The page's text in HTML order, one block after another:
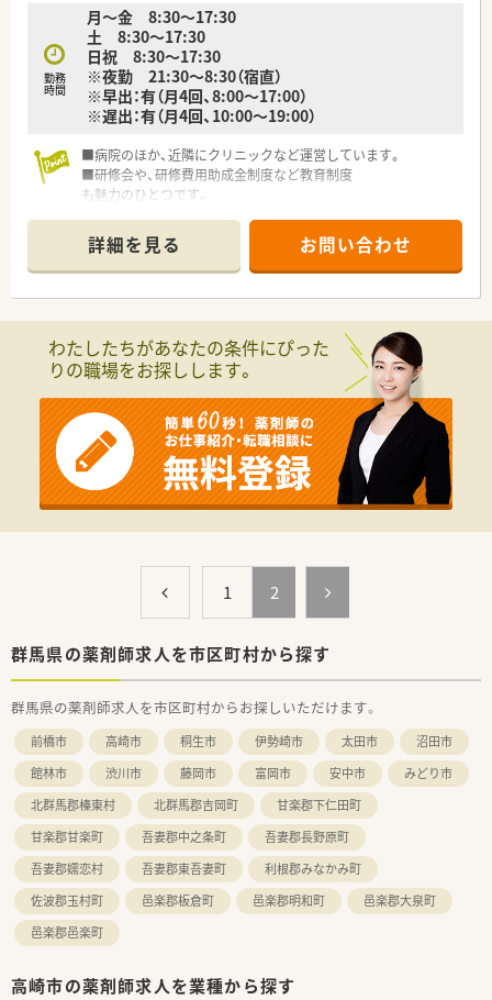
勤務
時間
月～金 8:30～17:30
土 8:30～17:30
日祝 8:30～17:30
※夜勤 21:30～8:30（宿直）
※早出：有（月4回、8:00～17:00）
※遅出：有（月4回、10:00～19:00）
■病院のほか、近隣にクリニックなど運営しています。
■研修会や、研修費用助成金制度など教育制度
も魅力のひとつです。
電子カルテを全面導入し、第3者評価認定の取得も積極的に取り
組みながら、医療事故防止につとめています。
■設備の充実・快適な環境づくりはもとより、大規模災害時にお
いてもしっかり」とした医療が提供でき、かつ地域の避難場所と
■福利厚生面も充実、保育施設も完備しております。
詳細を見る お問い合わせ
わたしたちがあなたの条件にぴった
りの職場をお探しします。
1 2
群馬県の薬剤師求人を市区町村から探す
群馬県の薬剤師求人を市区町村からお探しいただけます。
前橋市 高崎市 桐生市 伊勢崎市 太田市
沼田市
館林市
渋川市 藤岡市 富岡市 安中市
みどり市
北群馬郡榛東村
北群馬郡吉岡町
甘楽郡下仁田町
甘楽郡甘楽町
吾妻郡中之条町
吾妻郡長野原町
吾妻郡嬬恋村
吾妻郡東吾妻町
利根郡みなかみ町
佐波郡玉村町
邑楽郡板倉町 邑楽郡明和町
邑楽郡大泉町
邑楽郡邑楽町
高崎市の薬剤師求人を業種から探す